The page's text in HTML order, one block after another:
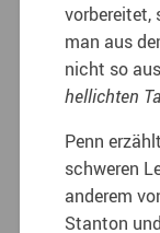
vorbereitet,
man aus
nicht so
hellichten
Penn
schweren
anderem
Stanton